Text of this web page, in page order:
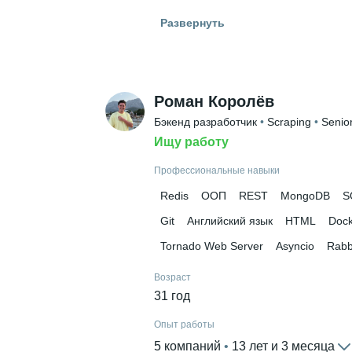
Развернуть
Роман Королёв
Бэкенд разработчик • Scraping •
Ищу работу
Профессиональные навыки
Redis ООП REST MongoDB
Git
Английский язык HTML
Tornado Web Server
Asyncio
Возраст
31 год
Опыт работы
5 компаний 13 лет и 3 месяца